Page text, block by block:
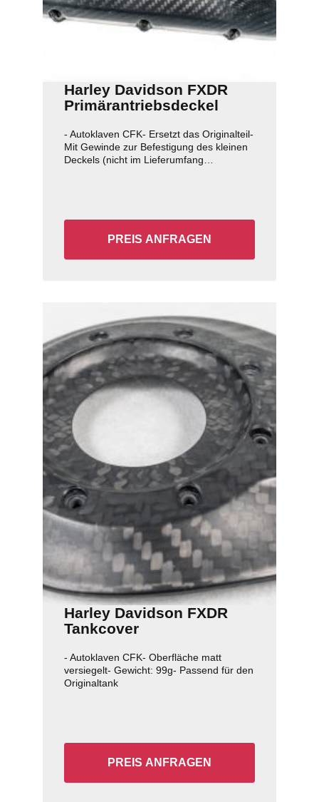
Harley Davidson FXDR
Primärantriebsdeckel
- Autoklaven CFK- Ersetzt das Originalteil-
Mit Gewinde zur Befestigung des kleinen
Deckels (nicht im Lieferumfang
PREIS ANFRAGEN
Harley Davidson FXDR
Tankcover
- Autoklaven CFK- Oberfläche matt
versiegelt- Gewicht: 99g- Passend für den
Originaltank
PREIS ANFRAGEN